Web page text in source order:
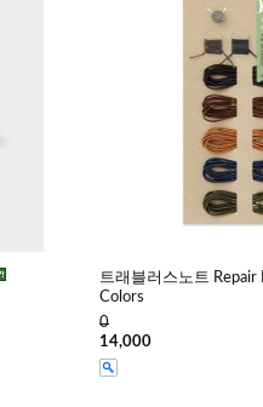
트래블러스노트 Repair
Colors
0
14,000